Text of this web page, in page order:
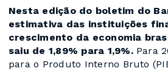
Nesta edição do boletim do
estimativa das instituições
crescimento da economia
saiu de 1,89% para 1,9%.Para
para o Produto Interno Bruto